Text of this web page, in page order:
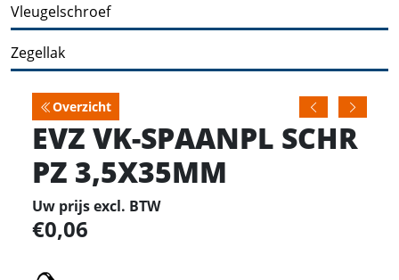
Vleugelschroef
Zegellak
Overzicht
EVZ VK-SPAANPL SCHR
PZ 3,5X35MM
Uw prijs excl. BTW
0,06